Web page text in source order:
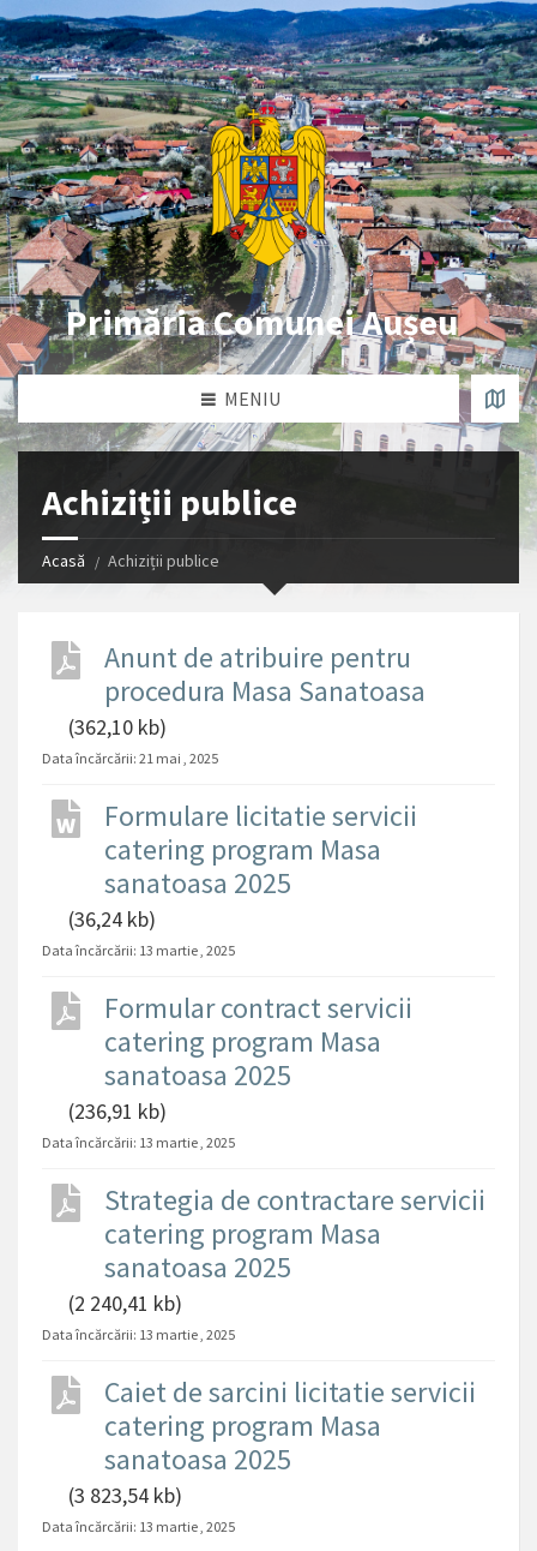
Primăria Comunei Aușeu
MENIU
Achiziții publice
Acasă Achiziții publice
Anunt de atribuire pentru
procedura Masa Sanatoasa
(362,10 kb)
Data încărcării: 21 mai , 2025
Formulare licitatie servicii
catering program Masa
sanatoasa 2025
(36,24 kb)
Data încărcării: 13 martie , 2025
Formular contract servicii
catering program Masa
sanatoasa 2025
(236,91 kb)
Data încărcării: 13 martie , 2025
Strategia de contractare servicii
catering program Masa
sanatoasa 2025
(2 240,41 kb)
Data încărcării: 13 martie , 2025
Caiet de sarcini licitatie servicii
catering program Masa
sanatoasa 2025
(3 823,54 kb)
Data încărcării: 13 martie , 2025